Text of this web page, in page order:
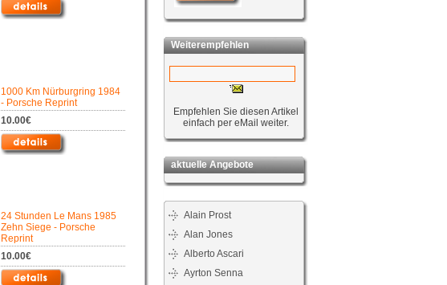
1000 Km Nürburgring 1984
- Porsche Reprint
10.00€
24 Stunden Le Mans 1985
Zehn Siege - Porsche
Reprint
10.00€
Weiterempfehlen
Empfehlen Sie diesen Artikel
einfach per eMail weiter.
aktuelle Angebote
Alain Prost
Alan Jones
Alberto Ascari
Ayrton Senna